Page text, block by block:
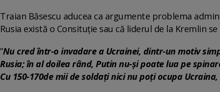
Traian Băsescu aducea ca argumente problema
Rusia există o Consituție sau că liderul de la Kremlin
”Nu cred într-o invadare a Ucrainei, dintr-un motiv
Rusia; în al doilea rând, Putin nu-și poate lua pe
Cu 150-170de mii de soldați nici nu poți ocupa